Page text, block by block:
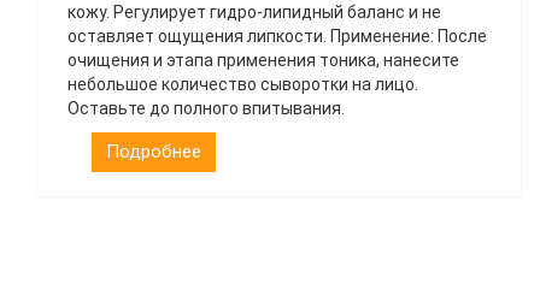
кожу. Регулирует гидро-липидный баланс и не
оставляет ощущения липкости. Применение: После
очищения и этапа применения тоника, нанесите
небольшое количество сыворотки на лицо.
Оставьте до полного впитывания.
Подробнее